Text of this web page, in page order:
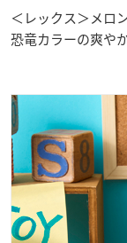
＜レックス＞メロ
恐竜カラーの爽や